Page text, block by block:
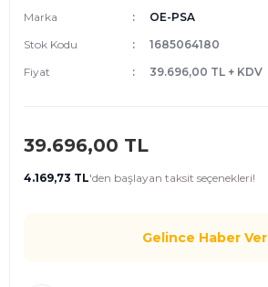
Marka
OE-PSA
Stok Kodu
1685064180
Fiyat
39.696,00 TL + KDV
39.696,00 TL
4.169,73 TL'den başlayan taksit seçenekleri!
Gelince Haber Ver